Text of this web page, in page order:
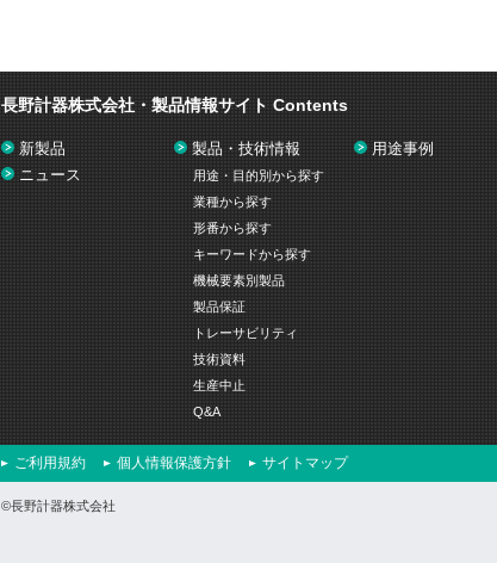
長野計器株式会社・製品情報サイト Contents
新製品
ニュース
製品・技術情報
用途・目的別から探す
業種から探す
形番から探す
キーワードから探す
機械要素別製品
製品保証
トレーサビリティ
技術資料
生産中止
Q&A
用途事例
ご利用規約 個人情報保護方針 サイトマップ
©長野計器株式会社